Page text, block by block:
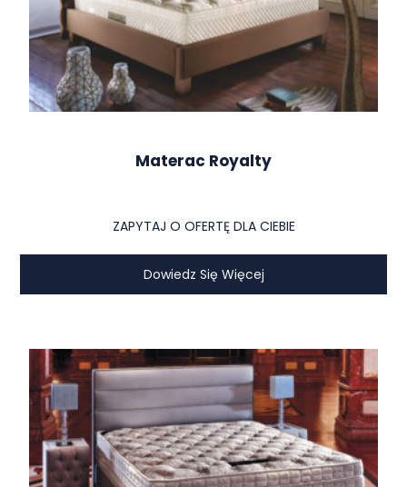
Materac Royalty
ZAPYTAJ O OFERTĘ DLA CIEBIE
Dowiedz Się Więcej